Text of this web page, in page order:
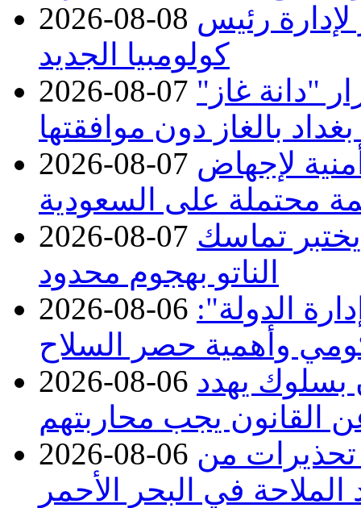
2026-08-08 رئيس
كولومبيا الجديد
2026-08-07 "دانة غاز"
بالغاز دون موافقتها
2026-08-07 لإجهاض
محتملة على السعودية
2026-08-07 يختبر تماسك
الناتو بهجوم محدود
2026-08-06 الدولة":
وأهمية حصر السلاح
2026-08-06 بسلوك يهدد
القانون يجب محاربتهم
2026-08-06 من
الملاحة في البحر الأحمر